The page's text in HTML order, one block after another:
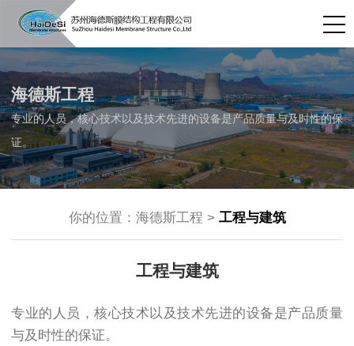
海德斯工程
专业的人员，核心技术以及技术先进的设备是产品质量与及时性的保
证。
你的位置： 海德斯工程 > 工程与建筑
工程与建筑
专业的人员，核心技术以及技术先进的设备是产品质量
与及时性的保证。